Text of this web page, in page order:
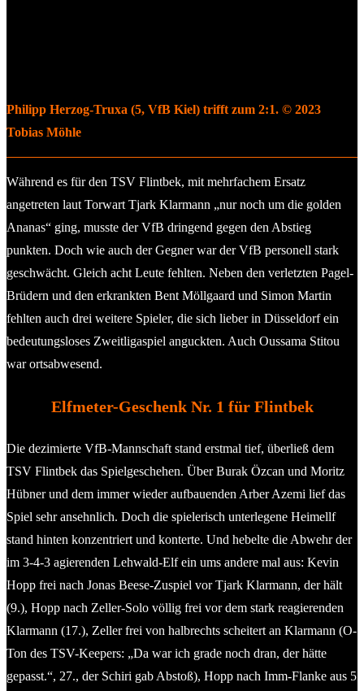
Philipp Herzog-Truxa (5, VfB Kiel) trifft zum 2:1. © 2023
Tobias Möhle
Während es für den TSV Flintbek, mit mehrfachem Ersatz
angetreten laut Torwart Tjark Klarmann „nur noch um die golden
Ananas“ ging, musste der VfB dringend gegen den Abstieg
punkten. Doch wie auch der Gegner war der VfB personell stark
geschwächt. Gleich acht Leute fehlten. Neben den verletzten Pagel-
Brüdern und den erkrankten Bent Möllgaard und Simon Martin
fehlten auch drei weitere Spieler, die sich lieber in Düsseldorf ein
bedeutungsloses Zweitligaspiel anguckten. Auch Oussama Stitou
war ortsabwesend.
Elfmeter-Geschenk Nr. 1 für Flintbek
Die dezimierte VfB-Mannschaft stand erstmal tief, überließ dem
TSV Flintbek das Spielgeschehen. Über Burak Özcan und Moritz
Hübner und dem immer wieder aufbauenden Arber Azemi lief das
Spiel sehr ansehnlich. Doch die spielerisch unterlegene Heimellf
stand hinten konzentriert und konterte. Und hebelte die Abwehr der
im 3-4-3 agierenden Lehwald-Elf ein ums andere mal aus: Kevin
Hopp frei nach Jonas Beese-Zuspiel vor Tjark Klarmann, der hält
(9.), Hopp nach Zeller-Solo völlig frei vor dem stark reagierenden
Klarmann (17.), Zeller frei von halbrechts scheitert an Klarmann (O-
Ton des TSV-Keepers: „Da war ich grade noch dran, der hätte
gepasst.“, 27., der Schiri gab Abstoß), Hopp nach Imm-Flanke aus 5